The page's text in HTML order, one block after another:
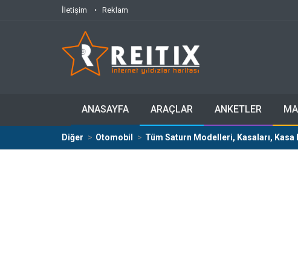
İletişim Reklam
ANASAYFA ARAÇLAR ANKETLER
Diğer Otomobil Tüm Saturn Modelleri, Kasaları, Kasa